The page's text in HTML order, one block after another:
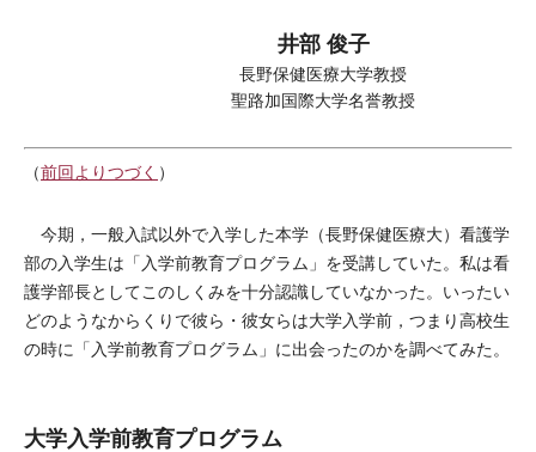
井部 俊子
長野保健医療大学教授
聖路加国際大学名誉教授
（前回よりつづく ）
今期，一般入試以外で入学した本学（長野保健医療大）看護学
部の入学生は「入学前教育プログラム」を受講していた。私は看
護学部長としてこのしくみを十分認識していなかった。いったい
どのようなからくりで彼ら・彼女らは大学入学前，つまり高校生
の時に「入学前教育プログラム」に出会ったのかを調べてみた。
大学入学前教育プログラム